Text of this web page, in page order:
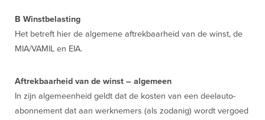
B Winstbelasting
Het betreft hier de algemene aftrekbaarheid van de winst, de
MIA/VAMIL en EIA.
Aftrekbaarheid van de winst – algemeen
In zijn algemeenheid geldt dat de kosten van een deelauto-
abonnement dat aan werknemers (als zodanig) wordt vergoed